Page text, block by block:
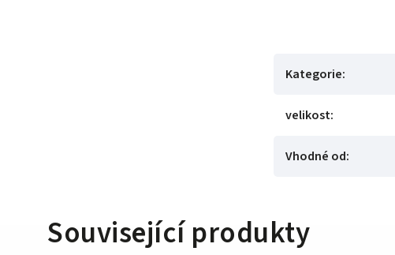
Kategorie:
velikost:
Vhodné od:
Související produkty